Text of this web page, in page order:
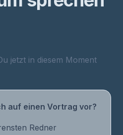
jetzt in diesem Moment
auf einen Vortrag vor?
Redner